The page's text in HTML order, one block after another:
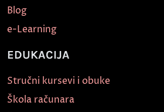
Blog
e-Learning
EDUKACIJA
Stručni kursevi i obuke
Škola računara